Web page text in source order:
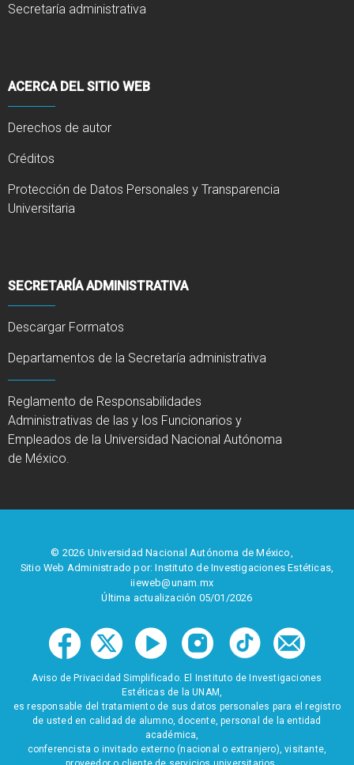
Secretaría administrativa
ACERCA DEL SITIO WEB
Derechos de autor
Créditos
Protección de Datos Personales y Transparencia
Universitaria
SECRETARÍA ADMINISTRATIVA
Descargar Formatos
Departamentos de la Secretaría administrativa
Reglamento de Responsabilidades
Administrativas de las y los Funcionarios y
Empleados de la Universidad Nacional Autónoma
de México.
© 2026 Universidad Nacional Autónoma de México,
Sitio Web Administrado por: Instituto de Investigaciones Estéticas,
iieweb@unam.mx
Última actualización 05/01/2026
Aviso de Privacidad Simplificado. El Instituto de Investigaciones
Estéticas de la UNAM,
es responsable del tratamiento de sus datos personales para el registro
de usted en calidad de alumno, docente, personal de la entidad
académica,
conferencista o invitado externo (nacional o extranjero), visitante,